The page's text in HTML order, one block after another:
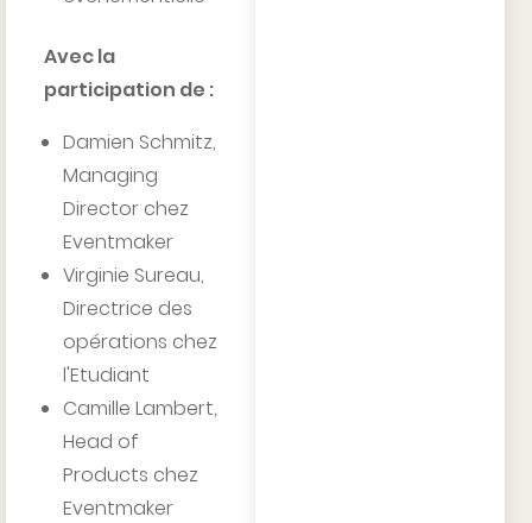
Avec la
participation de :
Damien Schmitz,
Managing
Director chez
Eventmaker
Virginie Sureau,
Directrice des
opérations chez
l'Etudiant
Camille Lambert,
Head of
Products chez
Eventmaker